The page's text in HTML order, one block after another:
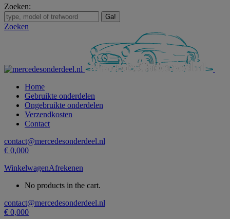
Zoeken:
Zoeken
Home
Gebruikte onderdelen
Ongebruikte onderdelen
Verzendkosten
Contact
contact@mercedesonderdeel.nl
€ 0,000
WinkelwagenAfrekenen
No products in the cart.
contact@mercedesonderdeel.nl
€ 0,000